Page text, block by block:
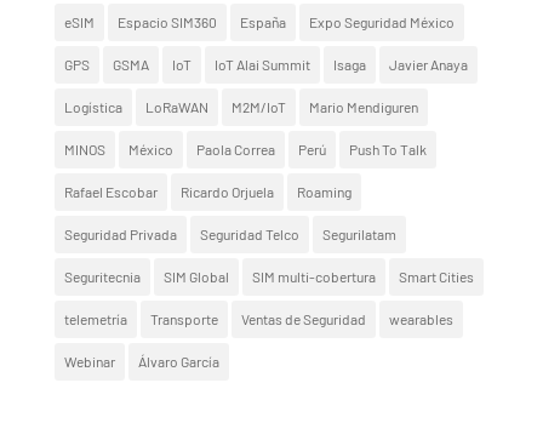
eSIM Espacio SIM360 España Expo Seguridad México
GPS GSMA IoT IoT Alai Summit Isaga Javier Anaya
Logística LoRaWAN M2M/IoT Mario Mendiguren
MINOS México Paola Correa Perú Push To Talk
Rafael Escobar Ricardo Orjuela Roaming
Seguridad Privada Seguridad Telco Segurilatam
Seguritecnia SIM Global SIM multi-cobertura Smart Cities
telemetría Transporte Ventas de Seguridad wearables
Webinar Álvaro García